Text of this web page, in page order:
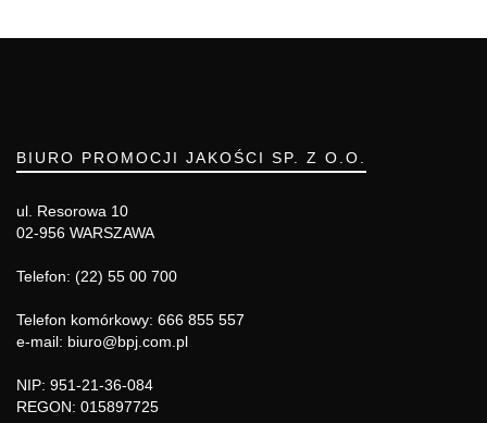
BIURO PROMOCJI JAKOŚCI SP. Z O.O.
ul. Resorowa 10
02-956 WARSZAWA
Telefon: (22) 55 00 700
Telefon komórkowy: 666 855 557
e-mail: biuro@bpj.com.pl
NIP: 951-21-36-084
REGON: 015897725